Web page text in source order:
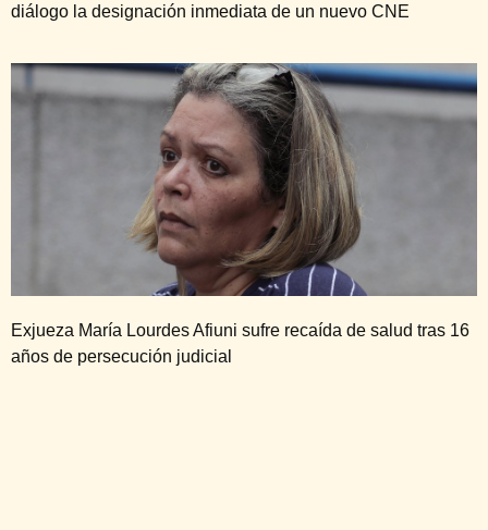
diálogo la designación inmediata de un nuevo CNE
Exjueza María Lourdes Afiuni sufre recaída de salud tras 16
años de persecución judicial